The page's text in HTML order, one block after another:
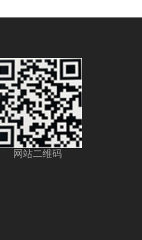
网站二维码